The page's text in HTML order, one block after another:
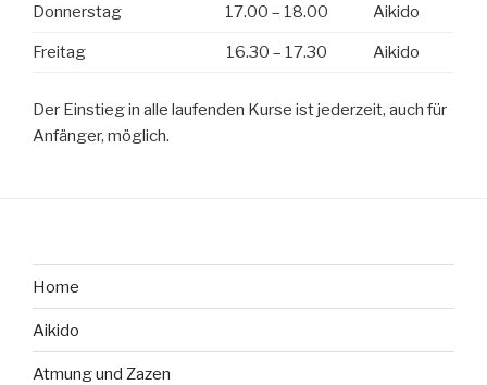
Donnerstag 17.00 – 18.00 Aikido
Freitag 16.30 – 17.30 Aikido
Der Einstieg in alle laufenden Kurse ist jederzeit, auch für
Anfänger, möglich.
Home
Aikido
Atmung und Zazen